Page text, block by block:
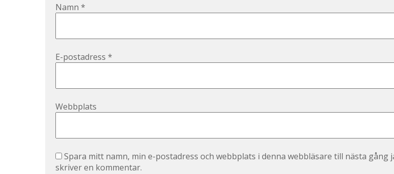
Namn *
E-postadress *
Webbplats
Spara mitt namn, min e-postadress och webbplats i denna webbläsare till nästa gång
skriver en kommentar.